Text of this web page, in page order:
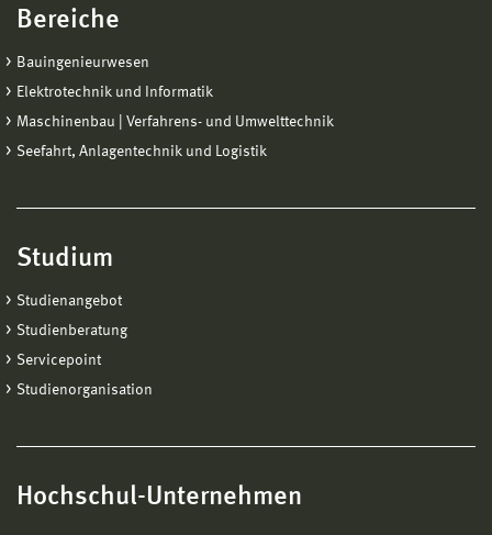
Bereiche
Bauingenieurwesen
Elektrotechnik und Informatik
Maschinenbau | Verfahrens- und Umwelttechnik
Seefahrt, Anlagentechnik und Logistik
Studium
Studienangebot
Studienberatung
Servicepoint
Studienorganisation
Hochschul-Unternehmen